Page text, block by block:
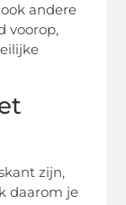
andere
voorop,
zijn,
daarom je